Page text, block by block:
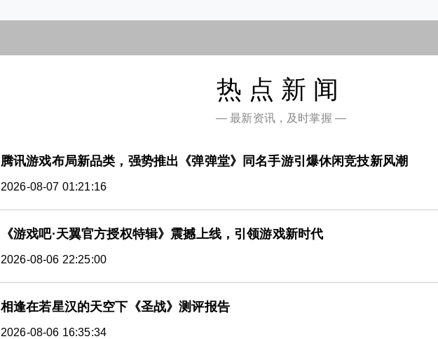
热点新闻
— 最新资讯，及时掌握 —
腾讯游戏布局新品类，强势推出《弹弹堂》同名手游引爆休闲竞技新风潮
2026-08-07 01:21:16
《游戏吧·天翼官方授权特辑》震撼上线，引领游戏新时代
2026-08-06 22:25:00
相逢在若星汉的天空下《圣战》测评报告
2026-08-06 16:35:34